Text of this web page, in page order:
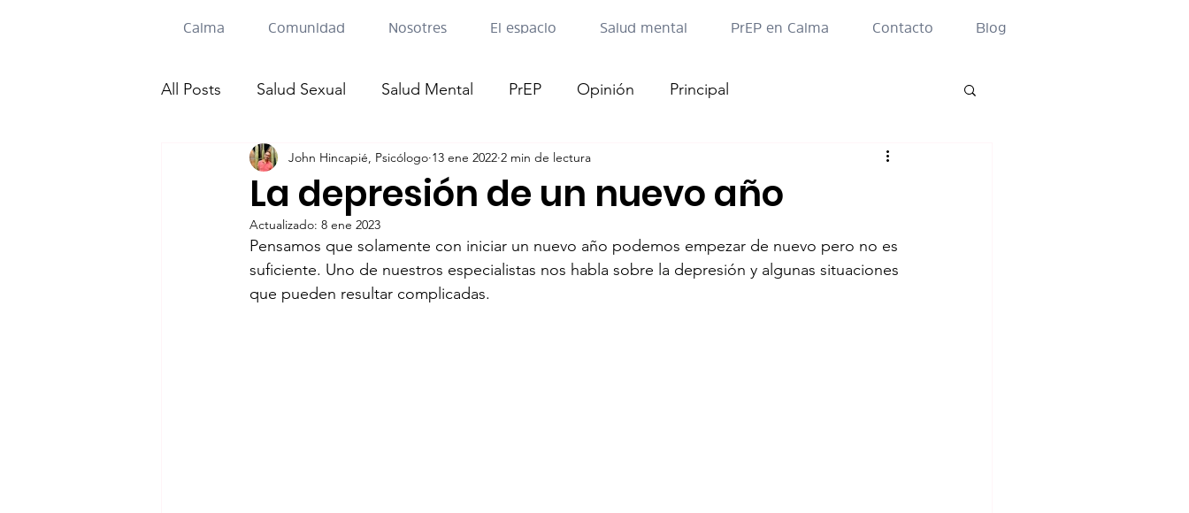
Calma Comunidad Nosotres El espacio Salud mental PrEP en Calma Contacto Blog
All Posts Salud Sexual Salud Mental PrEP Opinión Principal
La depresión de un nuevo año
John Hincapié, Psicólogo 13 ene 2022 2 min de lectura
Actualizado: 8 ene 2023
Pensamos que solamente con iniciar un nuevo año podemos empezar de nuevo pero no es
suficiente. Uno de nuestros especialistas nos habla sobre la depresión y algunas situaciones
que pueden resultar complicadas.